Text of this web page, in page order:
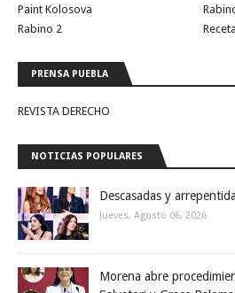
Paint Kolosova
Rabino 2
PRENSA PUEBLA
REVISTA DERECHO
NOTICIAS POPULARES
Descasadas y
Jueves, Agosto 06, 2026
Morena abre